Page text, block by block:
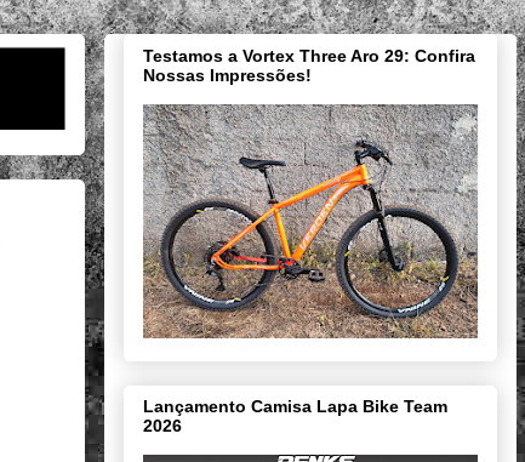
Testamos a Vortex Three Aro 29: Confira
Nossas Impressões!
Lançamento Camisa Lapa Bike Team
2026